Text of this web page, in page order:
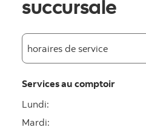
succursale
Services au comptoir
Lundi:
Mardi: